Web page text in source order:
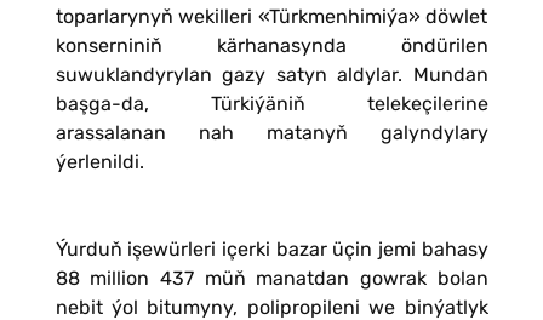
toparlarynyň wekilleri «Türkmenhimiýa» döwlet
konserniniň kärhanasynda öndürilen
suwuklandyrylan gazy satyn aldylar. Mundan
başga-da, Türkiýäniň telekeçilerine
arassalanan nah matanyň galyndylary
ýerlenildi.
Ýurduň işewürleri içerki bazar üçin jemi bahasy
88 million 437 müň manatdan gowrak bolan
nebit ýol bitumyny, polipropileni we binýatlyk